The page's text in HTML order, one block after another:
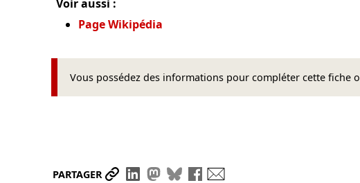
Voir aussi :
Page Wikipédia
Vous possédez des informations pour compléter cette fiche
PARTAGER Partager le lien
Partager sur LinkedIn
Partager sur Mastodon
Partager sur Bluesky
Partager sur Facebook